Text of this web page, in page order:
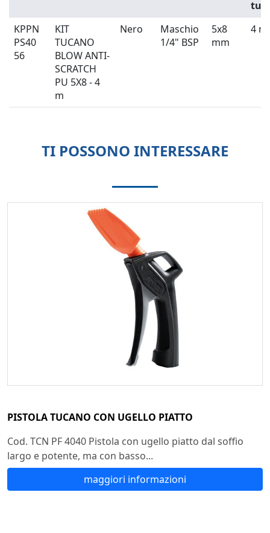
KPPN
PS40
56
KIT
TUCANO
BLOW ANTI-
SCRATCH
PU 5X8 - 4
m
Nero
Maschio
1/4" BSP
5x8
mm
4 m
TI POSSONO INTERESSARE
PISTOLA TUCANO CON UGELLO PIATTO
Cod. TCN PF 4040 Pistola con ugello piatto dal soffio
largo e potente, ma con basso...
maggiori informazioni